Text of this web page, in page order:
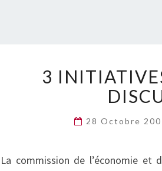
3
28 Octobre
La commission de l’économie et